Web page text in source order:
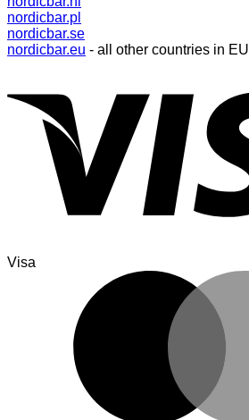
nordicbar.pl
nordicbar.se
nordicbar.eu - all other countries in EU
Visa